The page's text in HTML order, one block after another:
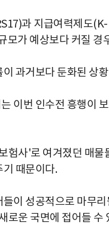
과 지급여력제도
모가 예상보다 커질
과거보다 둔화된 상
이번 인수전 흥행이
험사'로 여겨졌던 매
때문이다.
이 성공적으로 마무
로운 국면에 접어들 수